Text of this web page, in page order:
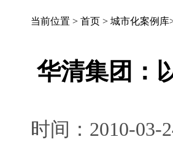
当前位置 > 首页 > 城市化案例库
华清集团：
时间：2010-